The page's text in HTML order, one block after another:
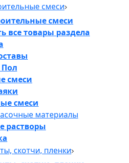
смеси
смеси
все товары раздела
смеси
смеси
материалы
растворы
скотчи, пленки